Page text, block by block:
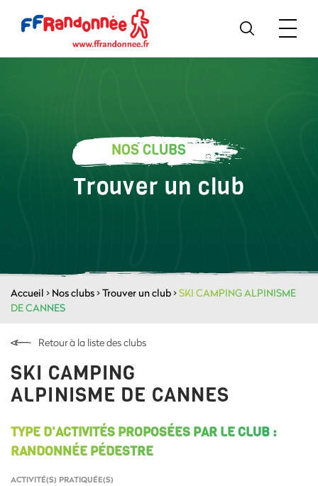
NOS CLUBS
Trouver un club
Accueil > Nos clubs>Trouver un club>SKI CAMPING ALPINISME
DE CANNES
Retour à la liste des clubs
SKI CAMPING
ALPINISME DE CANNES
TYPE D'ACTIVITÉS PROPOSÉES PAR LE CLUB :
RANDONNÉE PÉDESTRE
ACTIVITÉ(S) PRATIQUÉE(S)